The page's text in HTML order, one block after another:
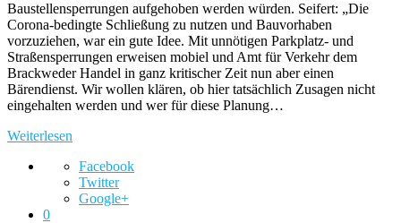
Baustellensperrungen aufgehoben werden würden. Seifert: „Die
Corona-bedingte Schließung zu nutzen und Bauvorhaben
vorzuziehen, war ein gute Idee. Mit unnötigen Parkplatz- und
Straßensperrungen erweisen mobiel und Amt für Verkehr dem
Brackweder Handel in ganz kritischer Zeit nun aber einen
Bärendienst. Wir wollen klären, ob hier tatsächlich Zusagen nicht
eingehalten werden und wer für diese Planung…
Weiterlesen
Facebook
Twitter
Google+
0